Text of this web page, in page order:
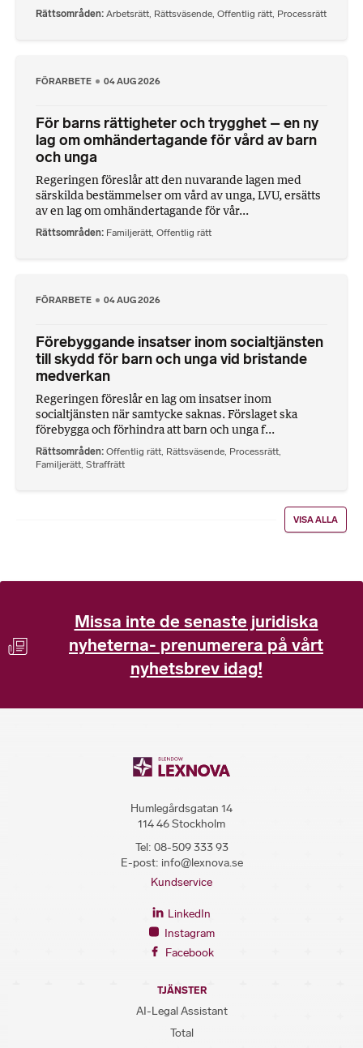
Rättsområden Arbetsrätt, Rättsväsende, Offentlig rätt, Processrätt
FÖRARBETE 04 AUG 2026
För barns rättigheter och trygghet – en ny
lag om omhändertagande för vård av barn
och unga
Regeringen föreslår att den nuvarande lagen med
särskilda bestämmelser om vård av unga, LVU, ersätts
av en lag om omhändertagande för vår...
Rättsområden Familjerätt, Offentlig rätt
FÖRARBETE 04 AUG 2026
Förebyggande insatser inom socialtjänsten
till skydd för barn och unga vid bristande
medverkan
Regeringen föreslår en lag om insatser inom
socialtjänsten när samtycke saknas. Förslaget ska
förebygga och förhindra att barn och unga f...
Rättsområden Offentlig rätt Rättsväsende Processrätt
Familjerätt Straffrätt
VISA ALLA
Missa inte de senaste juridiska
nyheterna- prenumerera på vårt
nyhetsbrev idag!
Humlegårdsgatan 14
114 46 Stockholm
Tel: 08-509 333 93
E-post: info@lexnova.se
Kundservice
LinkedIn
Instagram
Facebook
TJÄNSTER
AI-Legal Assistant
Total